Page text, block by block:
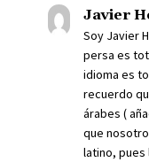
Javier
Soy Javier
persa es
idioma es
recuerdo
árabes (
que
latino, pues